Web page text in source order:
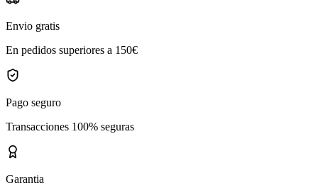
Envio gratis
En pedidos superiores a 150€
Pago seguro
Transacciones 100% seguras
Garantia